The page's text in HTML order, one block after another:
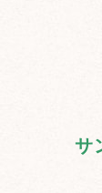
サ